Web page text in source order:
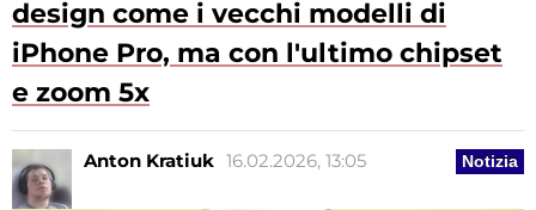
design come i vecchi modelli di
iPhone Pro, ma con l'ultimo chipset
e zoom 5x
Notizia
Anton Kratiuk 16.02.2026, 13:05